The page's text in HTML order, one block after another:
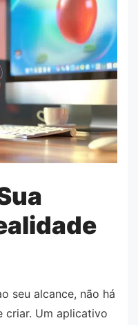
seu alcance, não há
criar. Um aplicativo